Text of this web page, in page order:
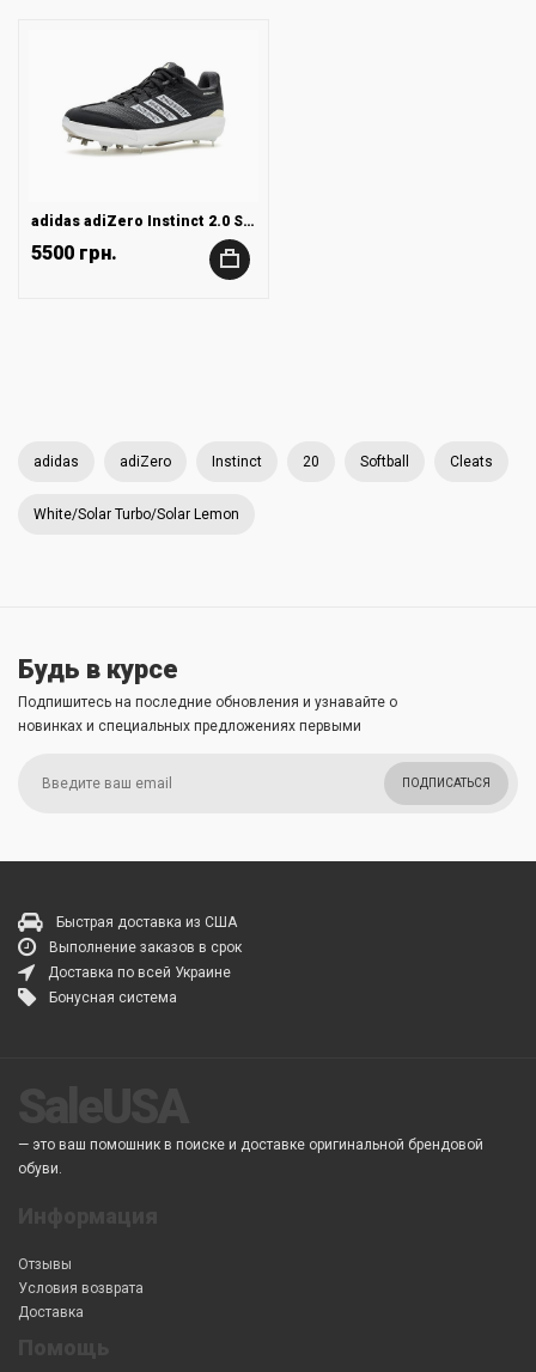
adidas adiZero Instinct 2.0 Softball Cleats
5500 грн. +
adidas adiZero Instinct 20 Softball Cleats
White/Solar Turbo/Solar Lemon
Будь в курсе
Подпишитесь на последние обновления и узнавайте о
новинках и специальных предложениях первыми
ПОДПИСАТЬСЯ
Быстрая доставка из США
Выполнение заказов в срок
Доставка по всей Украине
Бонусная система
— это ваш помошник в поиске и доставке оригинальной брендовой
обуви.
Отзывы
Условия возврата
Доставка